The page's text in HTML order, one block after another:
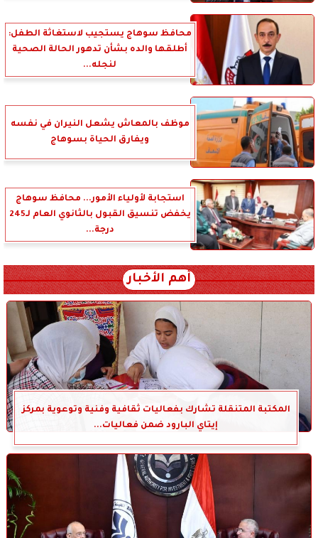
محافظ سوهاج يستجيب لاستغاثة الطفل:
أطلقها والده بشأن تدهور الحالة الصحية
لنجله...
موظف بالمعاش يشعل النيران في نفسه
ويفارق الحياة بسوهاج
استجابة لأولياء الأمور... محافظ سوهاج
يخفض تنسيق القبول بالثانوي العام لـ245
درجة...
أهم الأخبار
المكتبة المتنقلة تشارك بفعاليات ثقافية وفنية وتوعوية بمركز
إيتاي البارود ضمن فعاليات...